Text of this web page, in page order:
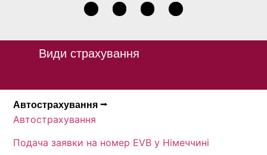
Види страхування
Автострахування ⭢
Автострахування
Подача заявки на номер EVB у Німеччині